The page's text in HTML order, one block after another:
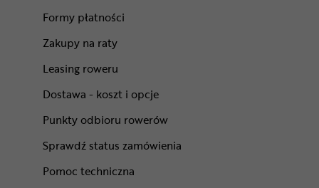
Formy płatności
Zakupy na raty
Leasing roweru
Dostawa - koszt i opcje
Punkty odbioru rowerów
Sprawdź status zamówienia
Pomoc techniczna